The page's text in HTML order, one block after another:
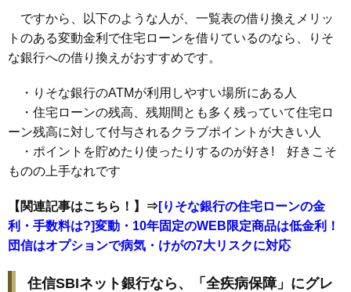
ですから、以下のような人が、一覧表の借り換えメリッ
トのある変動金利で住宅ローンを借りているのなら、りそ
な銀行への借り換えがおすすめです。
・りそな銀行のATMが利用しやすい場所にある人
・住宅ローンの残高、残期間とも多く残っていて住宅ロ
ーン残高に対して付与されるクラブポイントが大きい人
・ポイントを貯めたり使ったりするのが好き! 好きこそ
ものの上手なれです
【関連記事はこちら！】⇒[りそな銀行の住宅ローンの金
利・手数料は?]変動・10年固定のWEB限定商品は低金利！
団信はオプションで病気・けがの7大リスクに対応
住信SBIネット銀行なら、「全疾病保障」にグレ